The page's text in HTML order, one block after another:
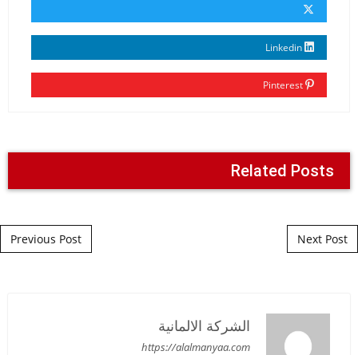
Related Posts
Post navigation
Previous Post Next Post
الشركة الالمانية
https://alalmanyaa.com